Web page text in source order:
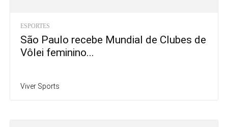
ESPORTES
São Paulo recebe Mundial de Clubes de
Vôlei feminino...
Viver Sports